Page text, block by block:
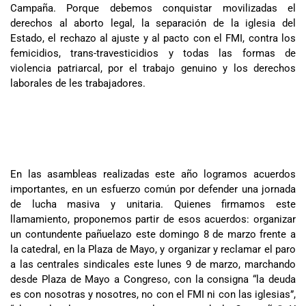
Campaña. Porque debemos conquistar movilizadas el
derechos al aborto legal, la separación de la iglesia del
Estado, el rechazo al ajuste y al pacto con el FMI, contra los
femicidios, trans-travesticidios y todas las formas de
violencia patriarcal, por el trabajo genuino y los derechos
laborales de les trabajadores.
En las asambleas realizadas este año logramos acuerdos
importantes, en un esfuerzo común por defender una jornada
de lucha masiva y unitaria. Quienes firmamos este
llamamiento, proponemos partir de esos acuerdos: organizar
un contundente pañuelazo este domingo 8 de marzo frente a
la catedral, en la Plaza de Mayo, y organizar y reclamar el paro
a las centrales sindicales este lunes 9 de marzo, marchando
desde Plaza de Mayo a Congreso, con la consigna “la deuda
es con nosotras y nosotres, no con el FMI ni con las iglesias”,